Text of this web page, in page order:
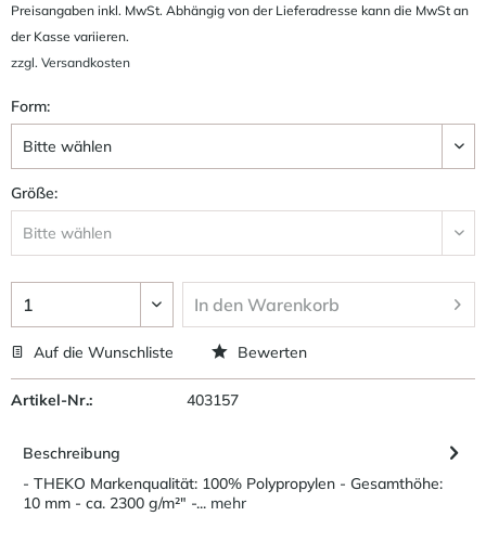
Preisangaben inkl. MwSt. Abhängig von der Lieferadresse kann die MwSt an
der Kasse variieren.
zzgl. Versandkosten
Form:
Größe:
In den Warenkorb
Auf die Wunschliste Bewerten
Artikel-Nr.: 403157
Beschreibung
- THEKO Markenqualität: 100% Polypropylen - Gesamthöhe:
10 mm - ca. 2300 g/m²" -... mehr